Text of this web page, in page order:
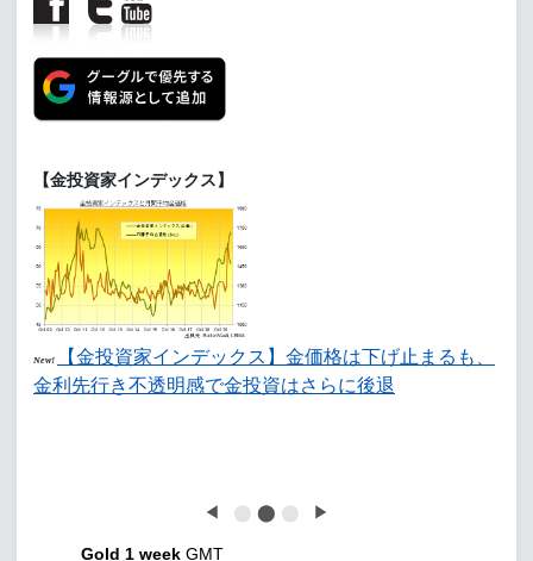
【金投資家インデックス】
New!
【金投資家インデックス】金価格は下げ止まるも、
金利先行き不透明感で金投資はさらに後退
◀ ⬤ ⬤ ⬤ ▶
Gold 1 week GMT